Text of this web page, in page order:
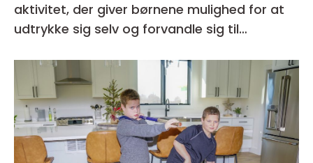
aktivitet, der giver børnene mulighed for at
udtrykke sig selv og forvandle sig til